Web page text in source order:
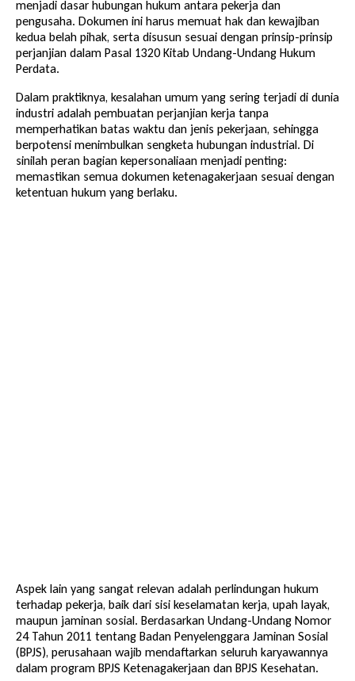
menjadi dasar hubungan hukum antara pekerja dan
pengusaha. Dokumen ini harus memuat hak dan kewajiban
kedua belah pihak, serta disusun sesuai dengan prinsip-prinsip
perjanjian dalam Pasal 1320 Kitab Undang-Undang Hukum
Perdata.
Dalam praktiknya, kesalahan umum yang sering terjadi di dunia
industri adalah pembuatan perjanjian kerja tanpa
memperhatikan batas waktu dan jenis pekerjaan, sehingga
berpotensi menimbulkan sengketa hubungan industrial. Di
sinilah peran bagian kepersonaliaan menjadi penting:
memastikan semua dokumen ketenagakerjaan sesuai dengan
ketentuan hukum yang berlaku.
Aspek lain yang sangat relevan adalah perlindungan hukum
terhadap pekerja, baik dari sisi keselamatan kerja, upah layak,
maupun jaminan sosial. Berdasarkan Undang-Undang Nomor
24 Tahun 2011 tentang Badan Penyelenggara Jaminan Sosial
(BPJS), perusahaan wajib mendaftarkan seluruh karyawannya
dalam program BPJS Ketenagakerjaan dan BPJS Kesehatan.